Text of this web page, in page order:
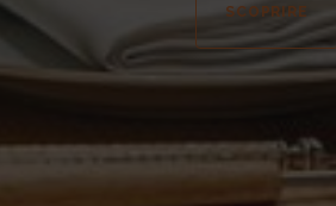
SCOPRIRE